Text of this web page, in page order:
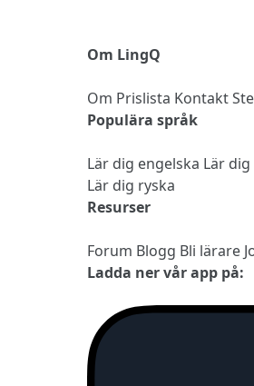
Om LingQ
Om Prislista Kontakt
Populära språk
Lär dig engelska Lär
Lär dig ryska
Resurser
Forum Blogg Bli lärare
Ladda ner vår app på: